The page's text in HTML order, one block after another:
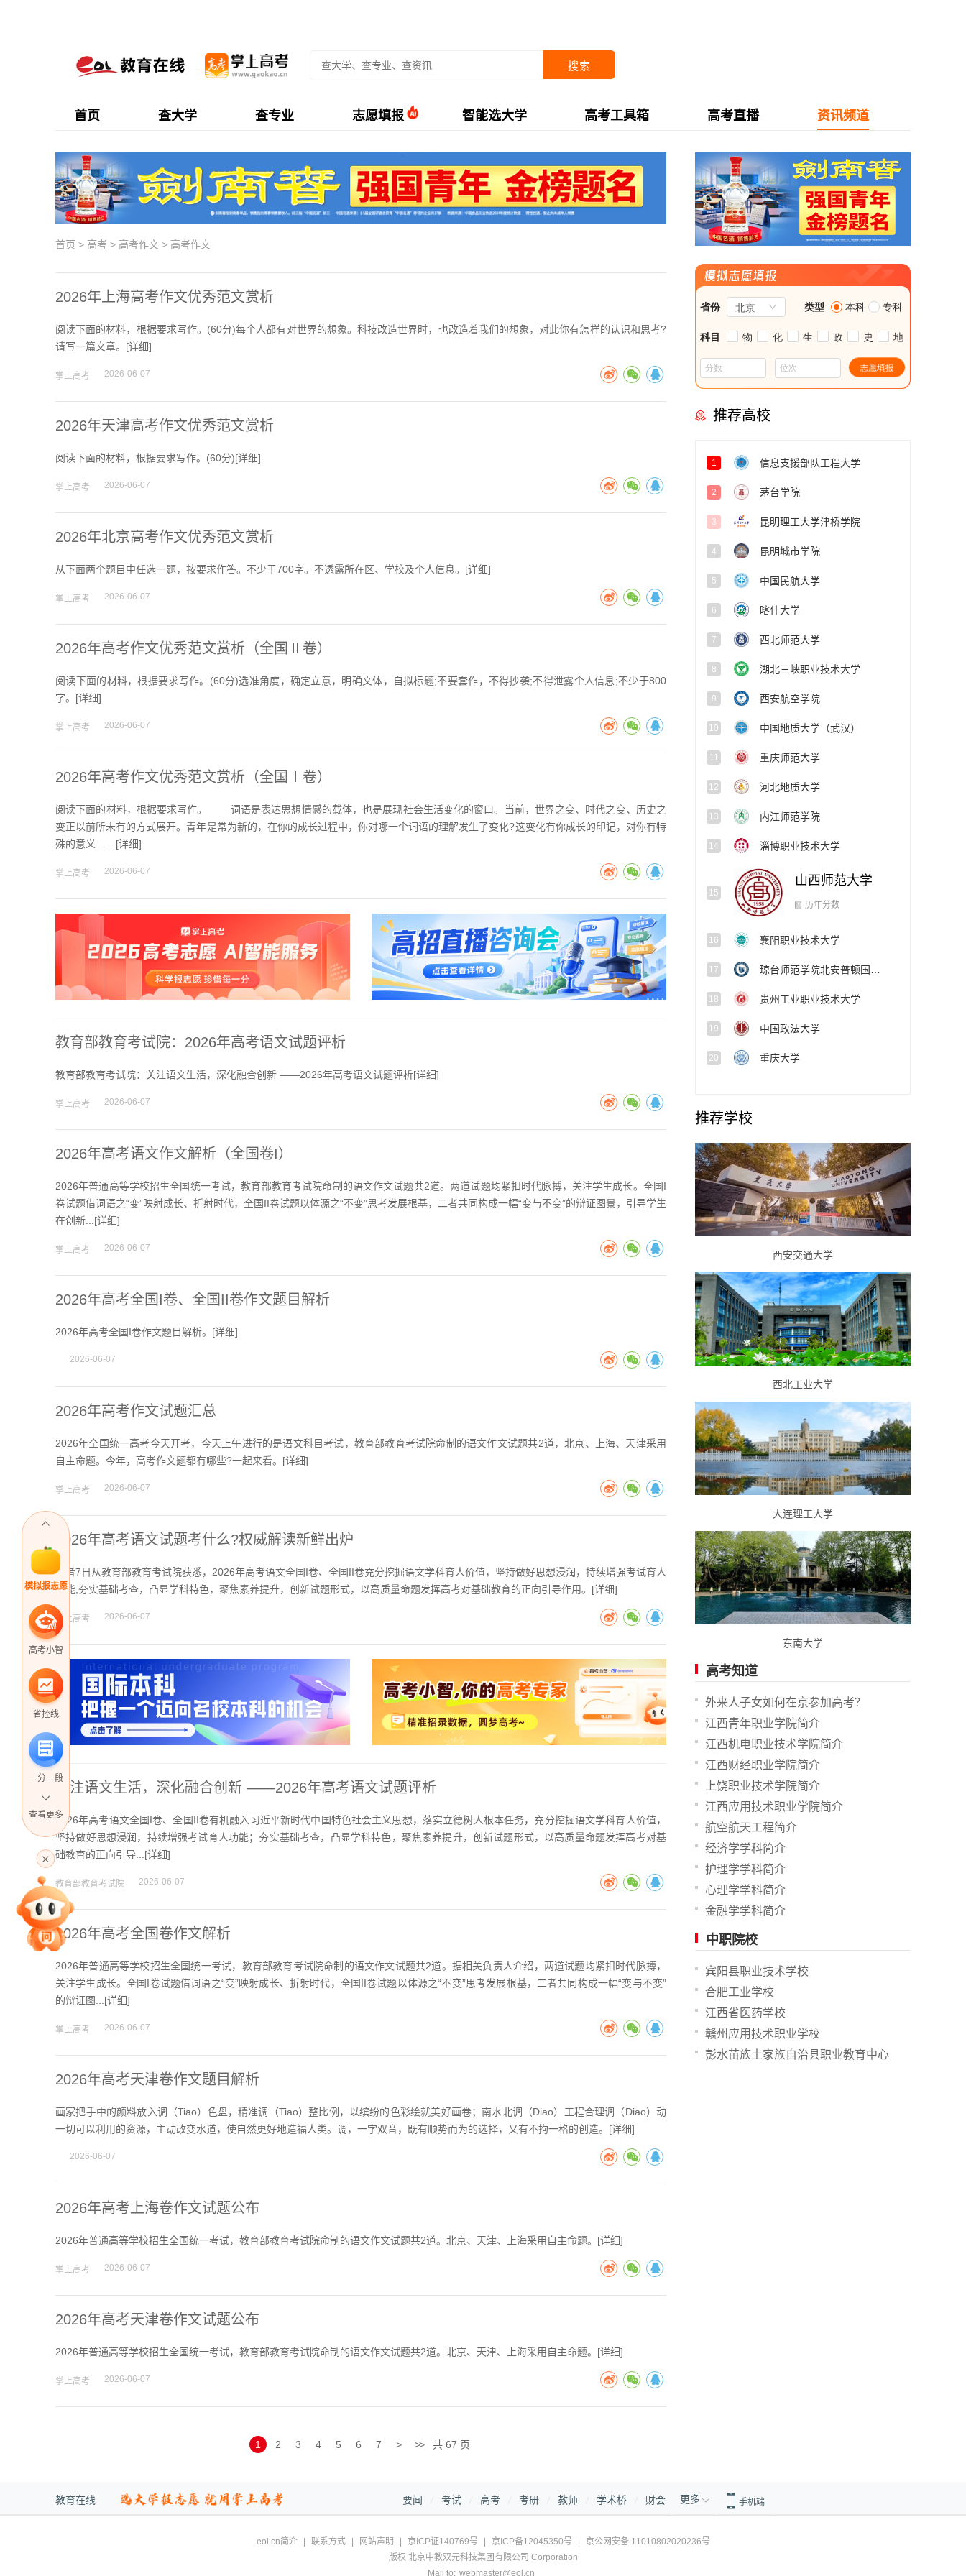
搜索
首页 查大学 查专业 志愿填报 智能选大学 高考工具箱 高考直播 资讯频道
模拟报志愿
高考小智
省控线
一分一段
高考直播
专家指导课
院校排行
高考作文
查看更多
首页 > 高考 > 高考作文 > 高考作文
2026年上海高考作文优秀范文赏析
阅读下面的材料，根据要求写作。(60分)每个人都有对世界的想象。科技改造世界时，也改造着我们的想象，对此你有怎样的认识和思考?
请写一篇文章。[详细]
掌上高考 2026-06-07
2026年天津高考作文优秀范文赏析
阅读下面的材料，根据要求写作。(60分)[详细]
掌上高考 2026-06-07
2026年北京高考作文优秀范文赏析
从下面两个题目中任选一题，按要求作答。不少于700字。不透露所在区、学校及个人信息。[详细]
掌上高考 2026-06-07
2026年高考作文优秀范文赏析（全国Ⅱ卷）
阅读下面的材料，根据要求写作。(60分)选准角度，确定立意，明确文体，自拟标题;不要套作，不得抄袭;不得泄露个人信息;不少于800
字。[详细]
掌上高考 2026-06-07
2026年高考作文优秀范文赏析（全国Ⅰ卷）
阅读下面的材料，根据要求写作。 词语是表达思想情感的载体，也是展现社会生活变化的窗口。当前，世界之变、时代之变、历史之
变正以前所未有的方式展开。青年是常为新的，在你的成长过程中，你对哪一个词语的理解发生了变化?这变化有你成长的印记，对你有特
殊的意义……[详细]
掌上高考 2026-06-07
教育部教育考试院：2026年高考语文试题评析
教育部教育考试院：关注语文生活，深化融合创新 ——2026年高考语文试题评析[详细]
掌上高考 2026-06-07
2026年高考语文作文解析（全国卷I）
2026年普通高等学校招生全国统一考试，教育部教育考试院命制的语文作文试题共2道。两道试题均紧扣时代脉搏，关注学生成长。全国I
卷试题借词语之“变”映射成长、折射时代，全国II卷试题以体源之“不变”思考发展根基，二者共同构成一幅“变与不变”的辩证图景，引导学生
在创新...[详细]
掌上高考 2026-06-07
2026年高考全国I卷、全国II卷作文题目解析
2026年高考全国I卷作文题目解析。[详细]
2026-06-07
2026年高考作文试题汇总
2026年全国统一高考今天开考，今天上午进行的是语文科目考试，教育部教育考试院命制的语文作文试题共2道，北京、上海、天津采用
自主命题。今年，高考作文题都有哪些?一起来看。[详细]
掌上高考 2026-06-07
2026年高考语文试题考什么?权威解读新鲜出炉
记者7日从教育部教育考试院获悉，2026年高考语文全国I卷、全国II卷充分挖掘语文学科育人价值，坚持做好思想浸润，持续增强考试育人
功能;夯实基础考查，凸显学科特色，聚焦素养提升，创新试题形式，以高质量命题发挥高考对基础教育的正向引导作用。[详细]
掌上高考 2026-06-07
关注语文生活，深化融合创新 ——2026年高考语文试题评析
2026年高考语文全国I卷、全国II卷有机融入习近平新时代中国特色社会主义思想，落实立德树人根本任务，充分挖掘语文学科育人价值，
坚持做好思想浸润，持续增强考试育人功能；夯实基础考查，凸显学科特色，聚焦素养提升，创新试题形式，以高质量命题发挥高考对基
础教育的正向引导...[详细]
教育部教育考试院 2026-06-07
2026年高考全国卷作文解析
2026年普通高等学校招生全国统一考试，教育部教育考试院命制的语文作文试题共2道。据相关负责人介绍，两道试题均紧扣时代脉搏，
关注学生成长。全国I卷试题借词语之“变”映射成长、折射时代，全国II卷试题以体源之“不变”思考发展根基，二者共同构成一幅“变与不变”
的辩证图...[详细]
掌上高考 2026-06-07
2026年高考天津卷作文题目解析
画家把手中的颜料放入调（Tiao）色盘，精准调（Tiao）整比例，以缤纷的色彩绘就美好画卷；南水北调（Diao）工程合理调（Diao）动
一切可以利用的资源，主动改变水道，使自然更好地造福人类。调，一字双音，既有顺势而为的选择，又有不拘一格的创造。[详细]
2026-06-07
2026年高考上海卷作文试题公布
2026年普通高等学校招生全国统一考试，教育部教育考试院命制的语文作文试题共2道。北京、天津、上海采用自主命题。[详细]
掌上高考 2026-06-07
2026年高考天津卷作文试题公布
2026年普通高等学校招生全国统一考试，教育部教育考试院命制的语文作文试题共2道。北京、天津、上海采用自主命题。[详细]
掌上高考 2026-06-07
1 2 3 4 5 6 7 > >> 共 67 页
推荐高校
1 信息支援部队工程大学
2 茅台学院
3 昆明理工大学津桥学院
4 昆明城市学院
5 中国民航大学
6 喀什大学
7 西北师范大学
8 湖北三峡职业技术大学
9 西安航空学院
10 中国地质大学（武汉）
11 重庆师范大学
12 河北地质大学
13 内江师范学院
14 淄博职业技术大学
山西师范大学
历年分数
17
18 贵州工业职业技术大学
19 中国政法大学
20 重庆大学
推荐学校
西安交通大学
西北工业大学
大连理工大学
东南大学
高考知道
外来人子女如何在京参加高考？
江西青年职业学院简介
江西机电职业技术学院简介
江西财经职业学院简介
上饶职业技术学院简介
江西应用技术职业学院简介
航空航天工程简介
经济学学科简介
护理学学科简介
心理学学科简介
金融学学科简介
中职院校
宾阳县职业技术学校
合肥工业学校
江西省医药学校
赣州应用技术职业学校
彭水苗族土家族自治县职业教育中心
教育在线 要闻 考试 高考 考研 教师 学术桥 财会 更多 手机端
eol.cn简介 联系方式 网站声明 京ICP证140769号 京ICP备12045350号
京公网安备 11010802020236号
版权 北京中教双元科技集团有限公司 Corporation
Mail to: webmaster@eol.cn